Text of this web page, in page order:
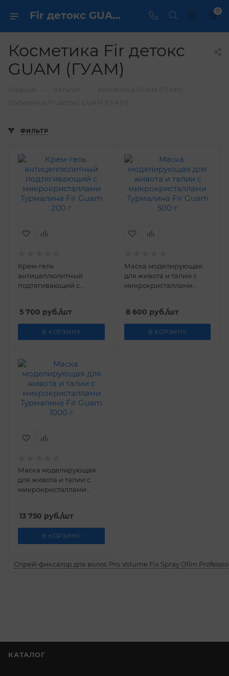
Fir детокс GUAM купить ✔️ по выгодной цене 0
Косметика Fir детокс
GUAM (ГУАМ)
ФИЛЬТР
Крем-гель
антицеллюлитный
подтягивающий с
г5 700 руб./шт
В КОРЗИНУ
Маска моделирующая
для живота и талии с
микрокристаллами
8 600 руб./шт
В КОРЗИНУ
Маска моделирующая
для живота и талии с
микрокристаллами
13 750 руб./шт
В КОРЗИНУ
Спрей-фиксатор для волос Pro Volume Fix Spray Ollin
КАТАЛОГ